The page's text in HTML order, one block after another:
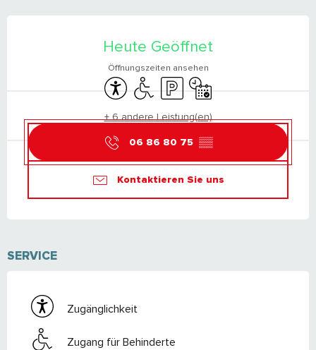
Heute Geöffnet
Öffnungszeiten ansehen
ZugänglichkeitZugang für Behinderte
ParkplatzNur mit Reservierung
+ 6 andere Leistung(en)
06 86 80 75 ▒▒
Kontaktieren Sie uns
SERVICE
Zugänglichkeit
Zugang für Behinderte